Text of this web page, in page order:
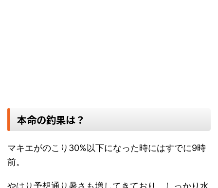
本命の釣果は？
マキエがのこり30%以下になった時にはすでに9時
前。
やはり予想通り暑さも増してきており、しっかり水